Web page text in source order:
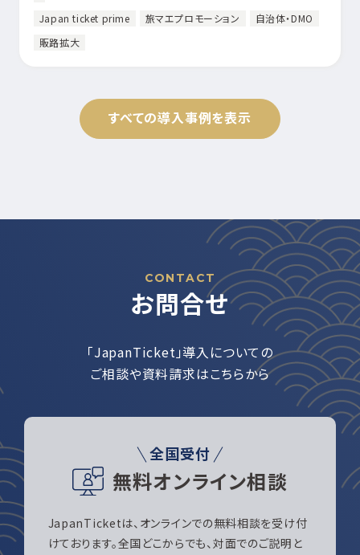
Japan ticket prime 旅マエプロモーション
自治体・DMO
販路拡大
すべての導入事例を表示
CONTACT
お問合せ
「JapanTicket」導入についての
ご相談や資料請求はこちらから
全国受付
無料オンライン相談
JapanTicketは、オンラインでの無料相談を受け付
けております。全国どこからでも、対面でのご説明と